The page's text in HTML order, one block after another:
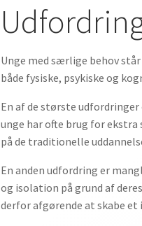
Unge med særlige behov
både fysiske, psykiske og
En af de største
unge har ofte brug for
på de traditionelle
En anden udfordring er
og isolation på grund af
derfor afgørende at skabe